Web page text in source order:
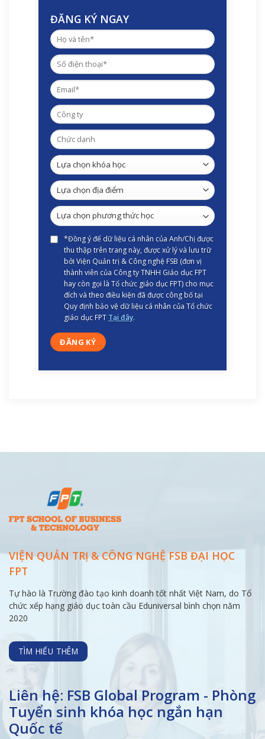
ĐĂNG KÝ NGAY
*Đồng ý để dữ liệu cá nhân của Anh/Chị được
thu thập trên trang này, được xử lý và lưu trữ
bởi Viện Quản trị & Công nghệ FSB (đơn vị
thành viên của Công ty TNHH Giáo dục FPT
hay còn gọi là Tổ chức giáo dục FPT) cho mục
đích và theo điều kiện đã được công bố tại
Quy định bảo vệ dữ liệu cá nhân của Tổ chức
giáo dục FPT Tại đây.
VIỆN QUẢN TRỊ & CÔNG NGHỆ FSB ĐẠI HỌC
FPT
Tự hào là Trường đào tạo kinh doanh tốt nhất Việt Nam, do Tổ
chức xếp hạng giáo dục toàn cầu Eduniversal bình chọn năm
2020
TÌM HIỂU THÊM
Liên hệ: FSB Global Program - Phòng
Tuyển sinh khóa học ngắn hạn
Quốc tế